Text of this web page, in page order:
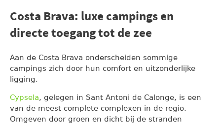
Costa Brava: luxe campings en
directe toegang tot de zee
Aan de Costa Brava onderscheiden sommige
campings zich door hun comfort en uitzonderlijke
ligging.
Cypsela, gelegen in Sant Antoni de Calonge, is een
van de meest complete complexen in de regio.
Omgeven door groen en dicht bij de stranden